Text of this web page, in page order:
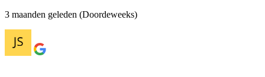
3 maanden geleden (Doordeweeks)